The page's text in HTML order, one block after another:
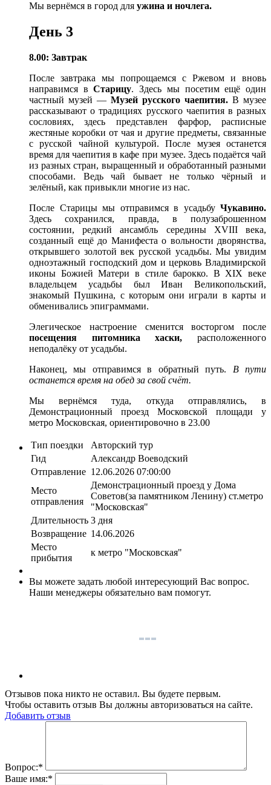
Мы вернёмся в город для ужина и ночлега.
День 3
8.00: Завтрак
После завтрака мы попрощаемся с Ржевом и вновь
направимся вСтарицу. Здесь мы посетим ещё один
частный музей — Музей русского чаепития. В музее
рассказывают о традициях русского чаепития в разных
сословиях, здесь представлен фарфор, расписные
жестяные коробки от чая и другие предметы, связанные
с русской чайной культурой. После музея останется
время для чаепития в кафе при музее. Здесь подаётся чай
из разных стран, выращенный и обработанный разными
способами. Ведь чай бывает не только чёрный и
зелёный, как привыкли многие из нас.
После Старицы мы отправимся в усадьбу Чукавино.
Здесь сохранился, правда, в полузаброшенном
состоянии, редкий ансамбль середины XVIII века,
созданный ещё до Манифеста о вольности дворянства,
открывшего золотой век русской усадьбы. Мы увидим
одноэтажный господский дом и церковь Владимирской
иконы Божией Матери в стиле барокко. В XIX веке
владельцем усадьбы был Иван Великопольский,
знакомый Пушкина, с которым они играли в карты и
обменивались эпиграммами.
Элегическое настроение сменится восторгом после
посещения питомника хаски, расположенного
неподалёку от усадьбы.
Наконец, мы отправимся в обратный путь. В пути
останется время на обед за свой счёт.
Мы вернёмся туда, откуда отправлялись, в
Демонстрационный проезд Московской площади у
метро Московская, ориентировочно в 23.00
Тип поездки
Авторский тур
Гид
Александр Воеводский
Отправление 12.06.2026 07:00:00
Место
отправления
Демонстрационный проезд у Дома
Советов(за памятником Ленину) ст.метро
"Московская"
Длительность 3 дня
Возвращение 14.06.2026
Место
прибытия
к метро "Московская"
Вы можете задать любой интересующий Вас вопрос.
Наши менеджеры обязательно вам помогут.
Отзывов пока никто не оставил. Вы будете первым.
Чтобы оставить отзыв Вы должны авторизоваться на сайте.
Добавить отзыв
Вопрос:*
Ваше имя:*